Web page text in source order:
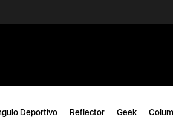
Deportivo Reflector Geek